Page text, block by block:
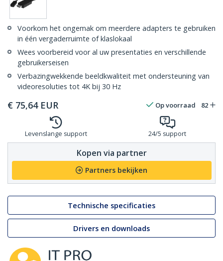
Voorkom het ongemak om meerdere adapters te gebruiken
in één vergaderruimte of klaslokaal
Wees voorbereid voor al uw presentaties en verschillende
gebruikerseisen
Verbazingwekkende beeldkwaliteit met ondersteuning van
videoresoluties tot 4K bij 30 Hz
€ 75,64 EUR Op voorraad 82
Levenslange support 24/5 support
Kopen via partner
Partners bekijken
Technische specificaties
Drivers en downloads